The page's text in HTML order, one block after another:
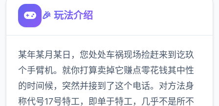
🎉 玩法介绍
某年某月某日，您处处车祸现场捡赶来到讫玖
个手臂机。就你打算卖掉它赚点零花钱其中性
的时间候，突然并接到了这个电话。对方法身
称代号17号特工，即单于特工，几乎不是所不